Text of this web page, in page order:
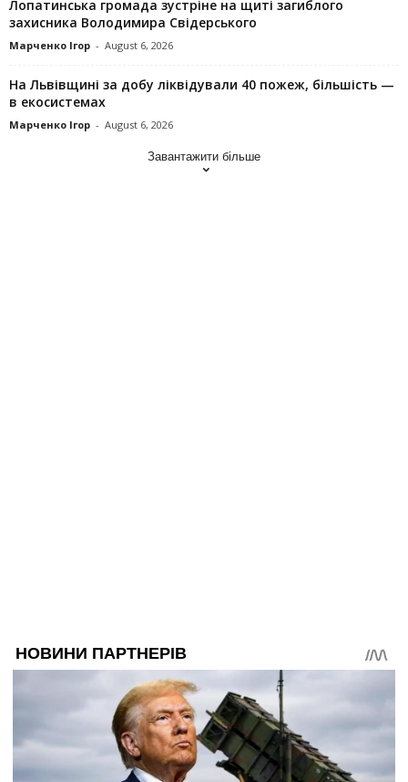
Лопатинська громада зустріне на щиті загиблого
захисника Володимира Свідерського
Марченко Ігор - August 6, 2026
На Львівщині за добу ліквідували 40 пожеж, більшість —
в екосистемах
Марченко Ігор - August 6, 2026
Завантажити більше